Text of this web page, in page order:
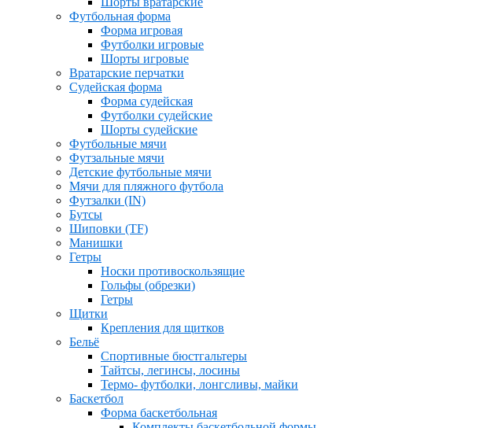
Футбольная форма
Форма игровая
Футболки игровые
Шорты игровые
Вратарские перчатки
Судейская форма
Форма судейская
Футболки судейские
Шорты судейские
Футбольные мячи
Футзальные мячи
Детские футбольные мячи
Мячи для пляжного футбола
Футзалки (IN)
Бутсы
Шиповки (TF)
Манишки
Гетры
Носки противоскользящие
Гольфы (обрезки)
Гетры
Щитки
Крепления для щитков
Бельё
Спортивные бюстгальтеры
Тайтсы, легинсы, лосины
Термо- футболки, лонгсливы, майки
Баскетбол
Форма баскетбольная